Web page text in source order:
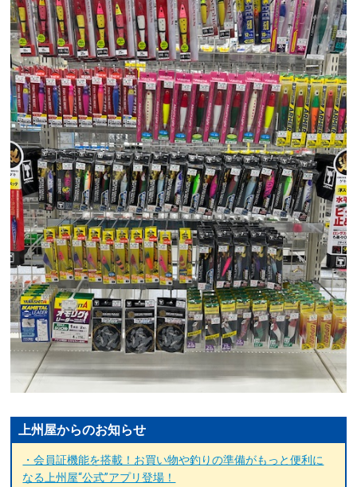
上州屋からのお知らせ
・会員証機能を搭載！お買い物や釣りの準備がもっと便利に
なる上州屋“公式”アプリ登場！